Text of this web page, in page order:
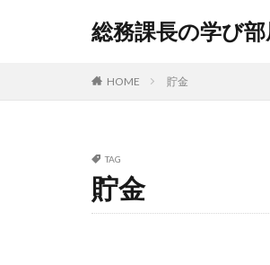
総務課長の学び
HOME 貯金
TAG
貯金